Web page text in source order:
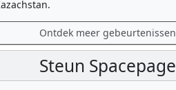
Ontdek meer gebeurtenissen
Steun Spacepage